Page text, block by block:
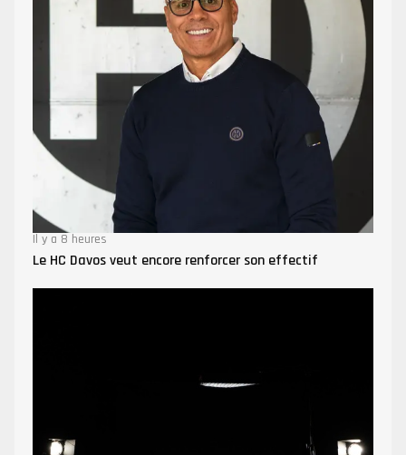
Il y a 8 heures
Le HC Davos veut encore renforcer son effectif